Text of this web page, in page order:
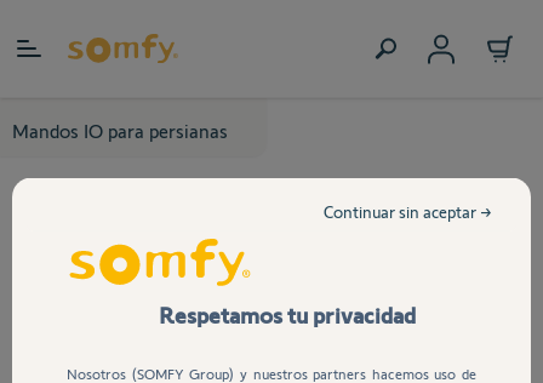
Mandos IO para persianas
Respetamos tu privacidad
Nosotros (SOMFY Group) y nuestros partners hacemos uso de
Continuar sin aceptar →